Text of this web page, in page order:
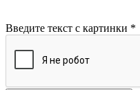
Введите текст с картинки *